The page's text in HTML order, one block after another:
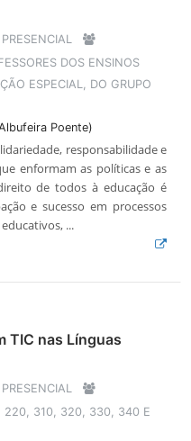
PRESENCIAL
DOS ENSINOS
ESPECIAL, DO GRUPO
Poente)
responsabilidade e
enformam as políticas e as
de todos à educação é
e sucesso em processos
...
TIC nas Línguas
PRESENCIAL
220, 310, 320, 330, 340 E